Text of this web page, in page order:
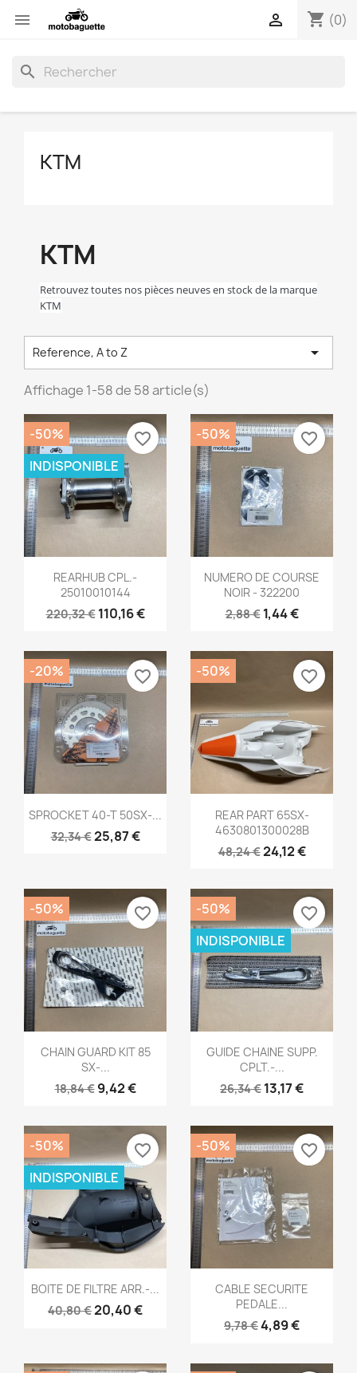
 shopping_cart (0)

search
KTM
KTM
Retrouvez toutes nos pièces neuves en stock de la marque
KTM
Reference, A to Z 
Affichage 1-58 de 58 article(s)
Aperçu rapide
REARHUB CPL.-
25010010144
220,32 € 110,16 €
-50%
INDISPONIBLE
favorite_border
Aperçu rapide
NUMERO DE COURSE
NOIR - 322200
2,88 € 1,44 €
-50% favorite_border
Aperçu rapide
SPROCKET 40-T 50SX-...
32,34 €25,87 €
-20% favorite_border
Aperçu rapide
REAR PART 65SX-
4630801300028B
48,24 €24,12 €
-50% favorite_border
Aperçu rapide
CHAIN GUARD KIT 85
SX-...
18,84 € 9,42 €
-50% favorite_border
Aperçu rapide
GUIDE CHAINE SUPP.
CPLT.-...
26,34 € 13,17 €
-50%
INDISPONIBLE
favorite_border
Aperçu rapide
BOITE DE FILTRE ARR.-...
40,80 €20,40 €
-50%
INDISPONIBLE
favorite_border
Aperçu rapide
CABLE SECURITE
PEDALE...
9,78 €4,89 €
-50% favorite_border